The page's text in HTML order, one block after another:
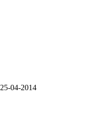
25-04-2014